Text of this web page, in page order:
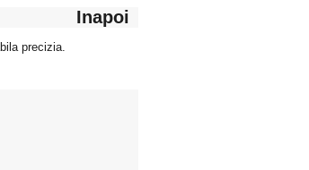
Inapoi
precizia.